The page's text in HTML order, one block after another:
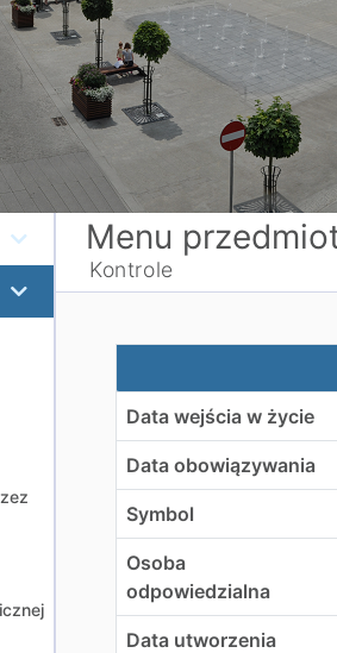
Menu
Kontrole
Plan audytu
Data wejścia w życie
Data obowiązywania
Symbol
Osoba
odpowiedzialna
Data utworzenia